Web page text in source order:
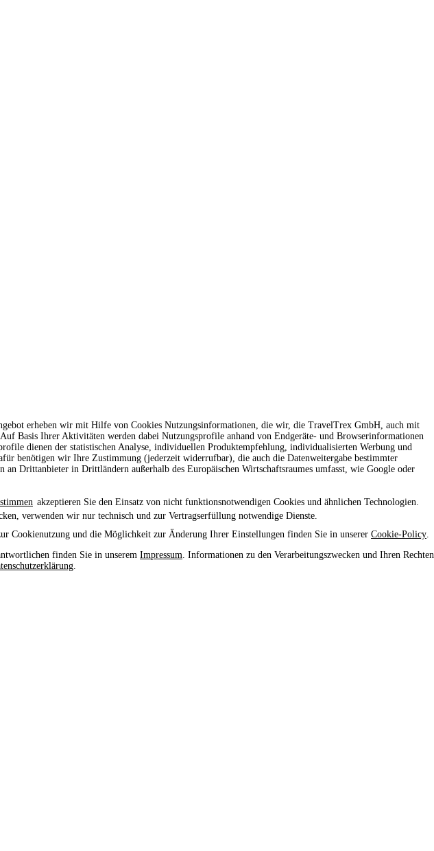
erheben wir mit Hilfe von Cookies Nutzungsinformationen, die wir, die TravelTrex GmbH, auch mit
Basis Ihrer Aktivitäten werden dabei Nutzungsprofile anhand von Endgeräte- und Browserinformationen
dienen der statistischen Analyse, individuellen Produktempfehlung, individualisierten Werbung und
benötigen wir Ihre Zustimmung (jederzeit widerrufbar), die auch die Datenweitergabe bestimmter
an Drittanbieter in Drittländern außerhalb des Europäischen Wirtschaftsraumes umfasst, wie Google oder
akzeptieren Sie den Einsatz von nicht funktionsnotwendigen Cookies und ähnlichen Technologien.
verwenden wir nur technisch und zur Vertragserfüllung notwendige Dienste.
Cookienutzung und die Möglichkeit zur Änderung Ihrer Einstellungen finden Sie in unserer Cookie-Policy
finden Sie in unserem Impressum . Informationen zu den Verarbeitungszwecken und Ihren Rechten